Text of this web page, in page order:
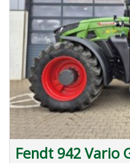
Fendt 942 Vario